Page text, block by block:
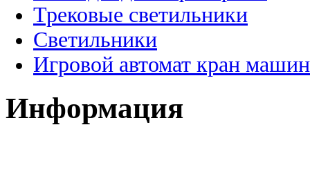
Трековые светильники
Светильники
Игровой автомат кран
Информация